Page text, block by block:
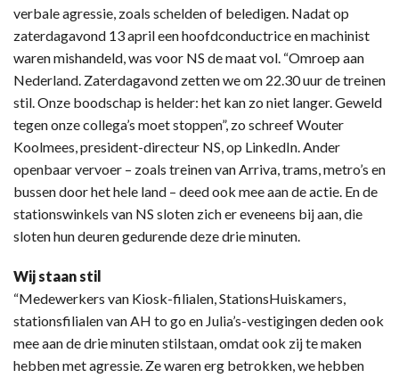
verbale agressie, zoals schelden of beledigen. Nadat op
zaterdagavond 13 april een hoofdconductrice en machinist
waren mishandeld, was voor NS de maat vol. “Omroep aan
Nederland. Zaterdagavond zetten we om 22.30 uur de treinen
stil. Onze boodschap is helder: het kan zo niet langer. Geweld
tegen onze collega’s moet stoppen”, zo schreef Wouter
Koolmees, president-directeur NS, op LinkedIn. Ander
openbaar vervoer – zoals treinen van Arriva, trams, metro’s en
bussen door het hele land – deed ook mee aan de actie. En de
stationswinkels van NS sloten zich er eveneens bij aan, die
sloten hun deuren gedurende deze drie minuten.
Wij staan stil
“Medewerkers van Kiosk-filialen, StationsHuiskamers,
stationsfilialen van AH to go en Julia’s-vestigingen deden ook
mee aan de drie minuten stilstaan, omdat ook zij te maken
hebben met agressie. Ze waren erg betrokken, we hebben